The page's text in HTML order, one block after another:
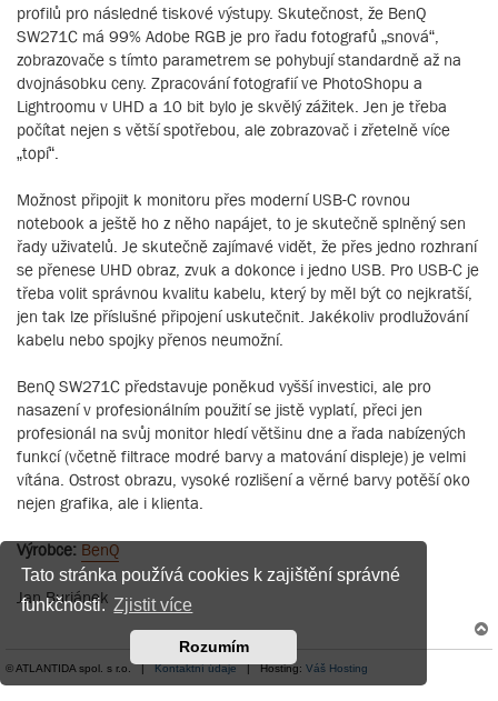
Tato stránka používá cookies k zajištění správné
funkčnosti. Zjistit více
Rozumím
profilů pro následné tiskové výstupy. Skutečnost, že BenQ
SW271C má 99% Adobe RGB je pro řadu fotografů „snová“,
zobrazovače s tímto parametrem se pohybují standardně až na
dvojnásobku ceny. Zpracování fotografií ve PhotoShopu a
Lightroomu v UHD a 10 bit bylo je skvělý zážitek. Jen je třeba
počítat nejen s větší spotřebou, ale zobrazovač i zřetelně více
„topí“.
Možnost připojit k monitoru přes moderní USB-C rovnou
notebook a ještě ho z něho napájet, to je skutečně splněný sen
řady uživatelů. Je skutečně zajímavé vidět, že přes jedno rozhraní
se přenese UHD obraz, zvuk a dokonce i jedno USB. Pro USB-C je
třeba volit správnou kvalitu kabelu, který by měl být co nejkratší,
jen tak lze příslušné připojení uskutečnit. Jakékoliv prodlužování
kabelu nebo spojky přenos neumožní.
BenQ SW271C představuje poněkud vyšší investici, ale pro
nasazení v profesionálním použití se jistě vyplatí, přeci jen
profesionál na svůj monitor hledí většinu dne a řada nabízených
funkcí (včetně filtrace modré barvy a matování displeje) je velmi
vítána. Ostrost obrazu, vysoké rozlišení a věrné barvy potěší oko
nejen grafika, ale i klienta.
Výrobce: BenQ
Jan Buriánek
© ATLANTIDA spol. s r.o. |Kontaktní údaje| Hosting: Váš Hosting